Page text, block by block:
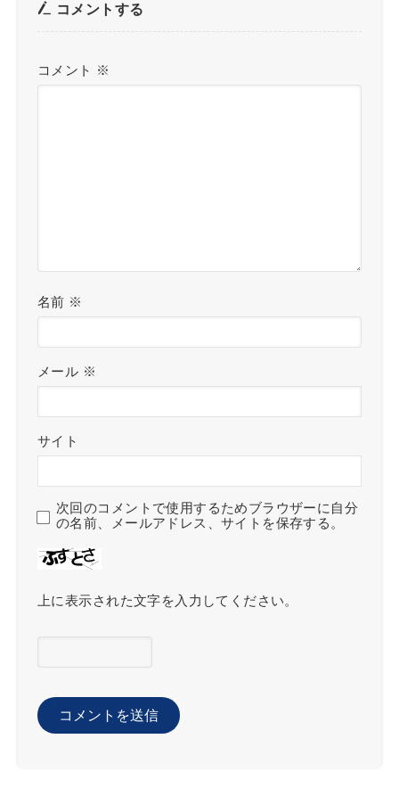
コメントする
コメント ※
名前 ※
メール ※
サイト
次回のコメントで使用するためブラウザーに自分
の名前、メールアドレス、サイトを保存する。
上に表示された文字を入力してください。